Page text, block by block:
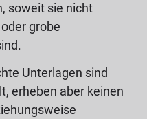
soweit sie nicht
grobe
Unterlagen sind
erheben aber keinen